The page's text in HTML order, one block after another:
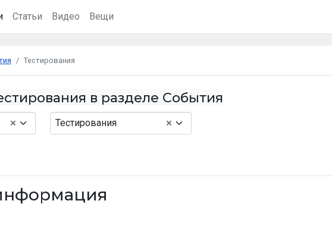
Статьи Видео Вещи
Тестирования
в разделе События
× ×
Тестирования